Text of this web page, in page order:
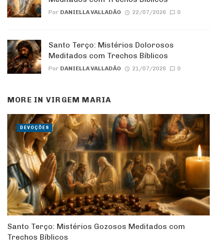
Por DANIELLA VALLADÃO 22/07/2026 0
Santo Terço: Mistérios Dolorosos
Meditados com Trechos Bíblicos
Por DANIELLA VALLADÃO 21/07/2026 0
MORE IN VIRGEM MARIA
Santo Terço: Mistérios Gozosos Meditados com
Trechos Bíblicos
DEVOÇÕES